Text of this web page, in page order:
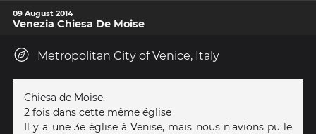
09 August 2014
Venezia Chiesa De Moise
Metropolitan City of Venice, Italy
Chiesa de Moise.
2 fois dans cette même église
Il y a une 3e église à Venise, mais nous n'avions pu le